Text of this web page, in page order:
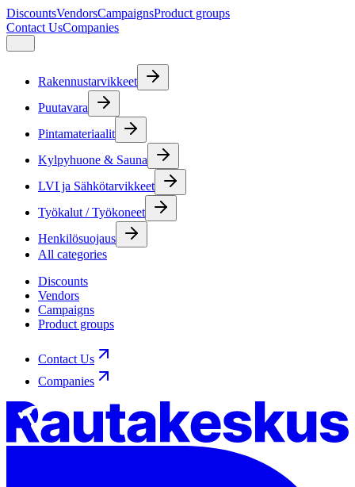
DiscountsVendorsCampaignsProduct groups
Contact UsCompanies
Rakennustarvikkeet
Puutavara
Pintamateriaalit
Kylpyhuone & Sauna
LVI ja Sähkötarvikkeet
Työkalut / Työkoneet
Henkilösuojaus
All categories
Discounts
Vendors
Campaigns
Product groups
Contact Us
Companies